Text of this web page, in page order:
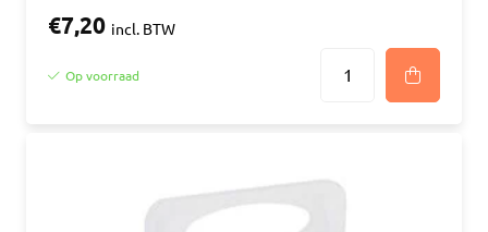
€7,20 incl. BTW
Op voorraad